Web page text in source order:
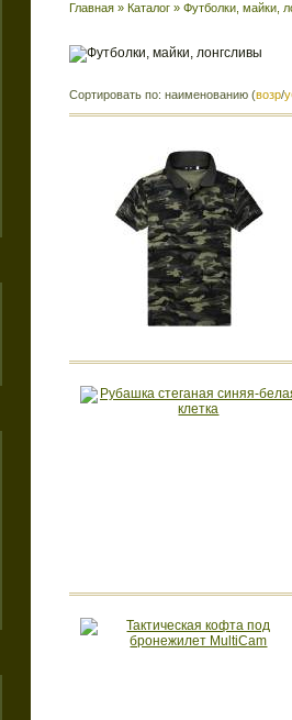
Главная » Каталог » Футболки, майки,
Сортировать по: наименованию (возр/